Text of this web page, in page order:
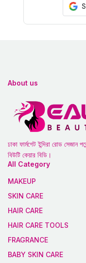
About us
ঢাকা ফার্মগেট ইন্দিরা রোড সেজান
বিউটি কেয়ার বিডি।
All Category
MAKEUP
SKIN CARE
HAIR CARE
HAIR CARE TOOLS
FRAGRANCE
BABY SKIN CARE